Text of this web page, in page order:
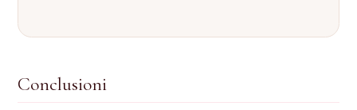
Conclusioni